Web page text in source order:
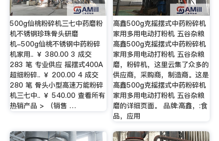
500g仙桃粉碎机三七中药磨粉
机不锈钢珍珠骨头研磨
机-500g仙桃不锈钢中药粉碎
机家用.. ￥ 380.00 3 成交
283 笔 专业供应 摇摆式400A
超细粉碎.. ￥ 200.00 4 成交
280 笔 骨头小型高速万能粉碎
机三七中.. ￥ 540.00 查看所有
热销产品 > （销售 …
高鑫500g克摇摆式中药粉碎机
家用多用电动打粉机 五谷杂粮
高鑫500g克摇摆式中药粉碎机
家用多用电动打粉机 五谷杂粮
磨，粉碎机，这里云集了众多的
供应商，采购商，制造商。这是
高鑫500g克摇摆式中药粉碎机
家用多用电动打粉机 五谷杂粮
磨的详细页面。 品牌:高鑫，:食
品，应用